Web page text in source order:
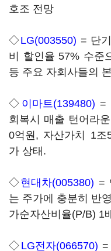
호조 전망
◇LG(003550) = 단
비 할인율 57% 수준
등 주요 자회사들의
◇ 이마트(139480) =
회복시 매출 턴어라
0억원, 자산가치 1조
가 상태.
◇현대차(005380) =
는 주가에 충분히 반
가순자산비율(P/B) 1
◇ LG전자(066570) =